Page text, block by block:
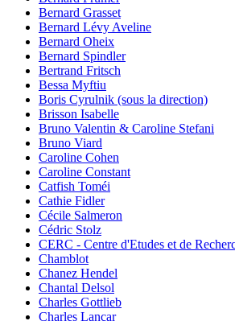
Bernard Grasset
Bernard Lévy Aveline
Bernard Oheix
Bernard Spindler
Bertrand Fritsch
Bessa Myftiu
Boris Cyrulnik (sous la direction)
Brisson Isabelle
Bruno Valentin & Caroline Stefani
Bruno Viard
Caroline Cohen
Caroline Constant
Catfish Toméi
Cathie Fidler
Cécile Salmeron
Cédric Stolz
CERC - Centre d'Etudes et de
Chamblot
Chanez Hendel
Chantal Delsol
Charles Gottlieb
Charles Lancar